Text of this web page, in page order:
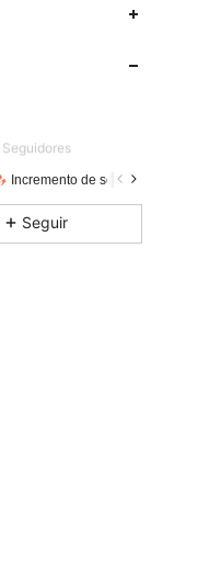
Seguidores
Incremento de seguidores de 94%
Seguir